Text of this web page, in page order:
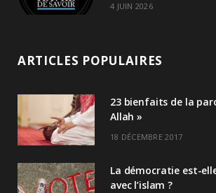
4 JUIN 2026
ARTICLES POPULAIRES
23 bienfaits de la
Allah »
18 DÉCEMBRE 2017
La démocratie est-
avec l’islam ?